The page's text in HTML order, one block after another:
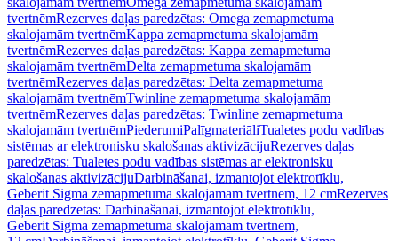
tvertnēmRezerves daļas paredzētas: Omega zemapmetuma
skalojamām tvertnēmKappa zemapmetuma skalojamām
tvertnēmRezerves daļas paredzētas: Kappa zemapmetuma
skalojamām tvertnēmDelta zemapmetuma skalojamām
tvertnēmRezerves daļas paredzētas: Delta zemapmetuma
skalojamām tvertnēmTwinline zemapmetuma skalojamām
tvertnēmRezerves daļas paredzētas: Twinline zemapmetuma
skalojamām tvertnēmPiederumiPalīgmateriāliTualetes podu vadības
sistēmas ar elektronisku skalošanas aktivizācijuRezerves daļas
paredzētas: Tualetes podu vadības sistēmas ar elektronisku
skalošanas aktivizācijuDarbināšanai, izmantojot elektrotīklu,
Geberit Sigma zemapmetuma skalojamām tvertnēm, 12 cmRezerves
daļas paredzētas: Darbināšanai, izmantojot elektrotīklu,
Geberit Sigma zemapmetuma skalojamām tvertnēm,